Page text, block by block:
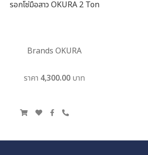
รอกโซ่มือสาว OKURA 2 Ton
Brands OKURA
ราคา 4,300.00 บาท